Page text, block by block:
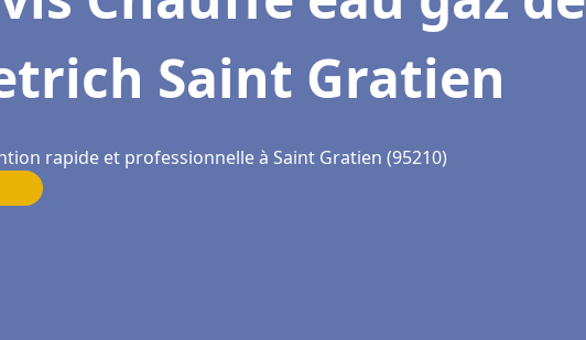
Saint Gratien
rapide et professionnelle à Saint Gratien (95210)